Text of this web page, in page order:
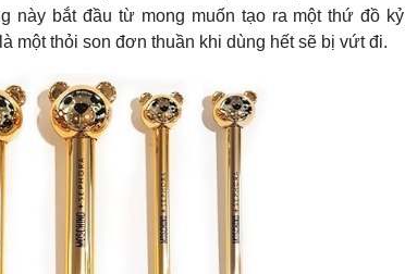
này bắt đầu từ mong muốn tạo ra một thứ đồ kỷ
một thỏi son đơn thuần khi dùng hết sẽ bị vứt đi.